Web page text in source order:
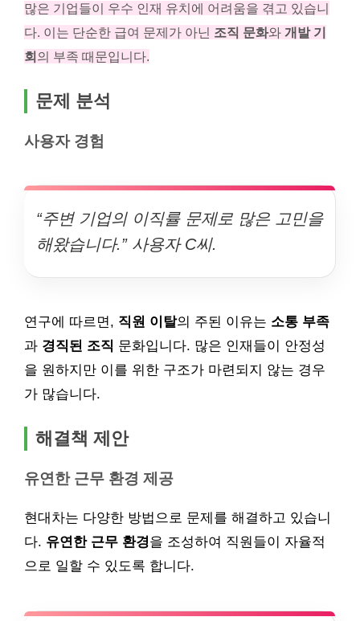
많은 기업들이 우수 인재 유치에 어려움을 겪고 있습니
다. 이는 단순한 급여 문제가 아닌 조직 문화와 개발 기
회의 부족 때문입니다.
문제 분석
사용자 경험
“주변 기업의 이직률 문제로 많은 고민을
해왔습니다.” 사용자 C씨.
연구에 따르면, 직원 이탈의 주된 이유는 소통 부족
과 경직된 조직 문화입니다. 많은 인재들이 안정성
을 원하지만 이를 위한 구조가 마련되지 않는 경우
가 많습니다.
해결책 제안
유연한 근무 환경 제공
현대차는 다양한 방법으로 문제를 해결하고 있습니
다. 유연한 근무 환경을 조성하여 직원들이 자율적
으로 일할 수 있도록 합니다.